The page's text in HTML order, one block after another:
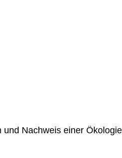
Nachweis einer